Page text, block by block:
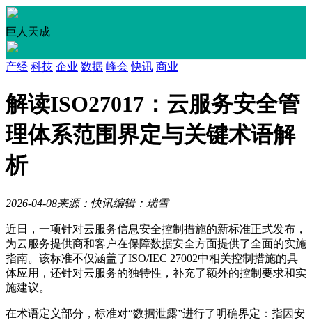
巨人天成
产经 科技 企业 数据 峰会 快讯 商业
解读ISO27017：云服务安全管
理体系范围界定与关键术语解
析
2026-04-08来源：快讯编辑：瑞雪
近日，一项针对云服务信息安全控制措施的新标准正式发布，
为云服务提供商和客户在保障数据安全方面提供了全面的实施
指南。该标准不仅涵盖了ISO/IEC 27002中相关控制措施的具
体应用，还针对云服务的独特性，补充了额外的控制要求和实
施建议。
在术语定义部分，标准对“数据泄露”进行了明确界定：指因安